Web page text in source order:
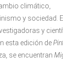
climático,
y sociedad.
y
esta edición de
se encuentran